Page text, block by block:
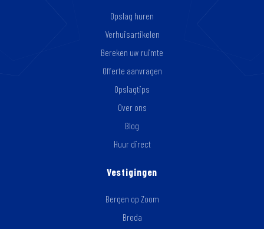
Opslag huren
Verhuisartikelen
Bereken uw ruimte
Offerte aanvragen
Opslagtips
Over ons
Blog
Huur direct
Vestigingen
Bergen op Zoom
Breda